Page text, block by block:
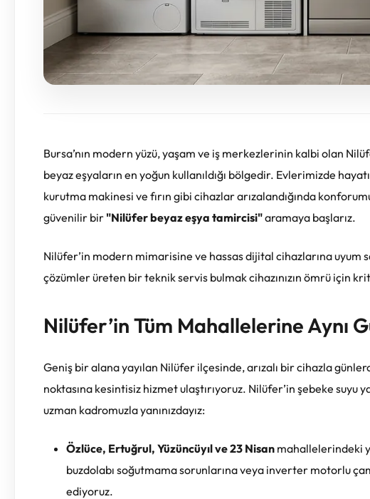
Bursa’nın modern yüzü, yaşam ve iş merkezlerinin kalbi olan
beyaz eşyaların en yoğun kullanıldığı bölgedir. Evlerimizde
kurutma makinesi ve fırın gibi cihazlar arızalandığında
güvenilir bir "Nilüfer beyaz eşya tamircisi"aramaya başlarız.
Nilüfer’in modern mimarisine ve hassas dijital cihazlarına uyum
çözümler üreten bir teknik servis bulmak cihazınızın ömrü için
Nilüfer’in Tüm Mahallelerine Aynı
Geniş bir alana yayılan Nilüfer ilçesinde, arızalı bir cihazla
noktasına kesintisiz hizmet ulaştırıyoruz. Nilüfer’in şebeke suyu
uzman kadromuzla yanınızdayız:
Özlüce, Ertuğrul, Yüzüncüyıl ve 23 Nisan mahallelerindeki
buzdolabı soğutmama sorunlarına veya inverter motorlu
ediyoruz.